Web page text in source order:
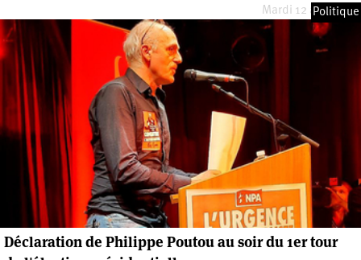
Mardi 12 avril 2022
Politique
Déclaration de Philippe Poutou au soir du 1er tour